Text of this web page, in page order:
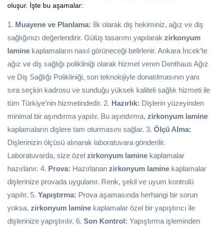
oluşur. İşte bu aşamalar:
1. Muayene ve Planlama: İlk olarak diş hekiminiz, ağız ve diş
sağlığınızı değerlendirir. Gülüş tasarımı yapılarak zirkonyum
lamine kaplamaların nasıl görüneceği belirlenir. Ankara İncek’te
ağız ve diş sağlığı polikliniği olarak hizmet veren Denthaus Ağız
ve Diş Sağlığı Polikliniği, son teknolojiyle donatılmasının yanı
sıra seçkin kadrosu ve sunduğu yüksek kaliteli sağlık hizmeti ile
tüm Türkiye’nin hizmetindedir. 2. Hazırlık: Dişlerin yüzeyinden
minimal bir aşındırma yapılır. Bu aşındırma, zirkonyum lamine
kaplamaların dişlere tam oturmasını sağlar. 3. Ölçü Alma:
Dişlerinizin ölçüsü alınarak laboratuvara gönderilir.
Laboratuvarda, size özel zirkonyum lamine kaplamalar
hazırlanır. 4. Prova: Hazırlanan zirkonyum lamine kaplamalar
dişlerinize provada uygulanır. Renk, şekil ve uyum kontrolü
yapılır. 5. Yapıştırma: Prova aşamasında herhangi bir sorun
yoksa, zirkonyum lamine kaplamalar özel bir yapıştırıcı ile
dişlerinize yapıştırılır. 6. Son Kontrol: Yapıştırma işleminden